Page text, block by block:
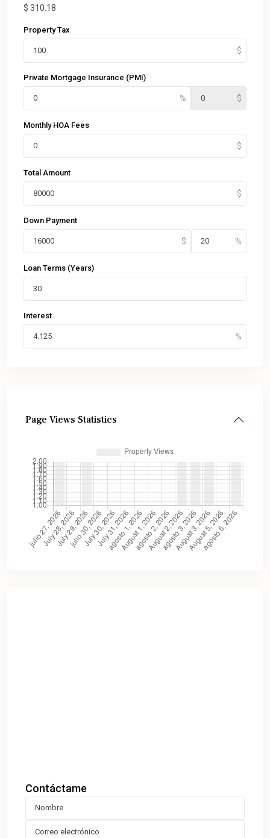
$ 310.18
Property Tax
Private Mortgage Insurance (PMI)
Monthly HOA Fees
Total Amount
Down Payment
Loan Terms (Years)
Interest
Page Views Statistics
Contáctame